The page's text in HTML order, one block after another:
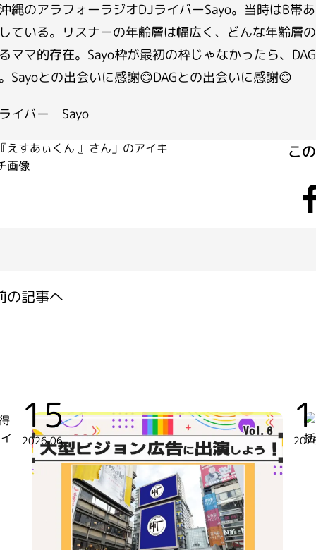
縄のアラフォーラジオDJライバーSayo。当時はB帯
ている。リスナーの年齢層は幅広く、どんな年齢層
ママ的存在。Sayo枠が最初の枠じゃなかったら、
Sayoとの出会いに感謝😊DAGとの出会いに感謝😊
イバー Sayo
こ
の記事へ
15
2026.06